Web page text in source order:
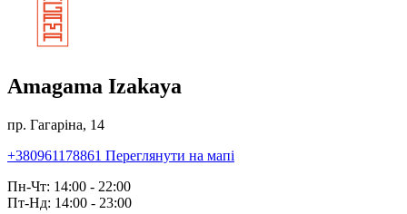
Amagama Izakaya
пр. Гагаріна, 14
+380961178861 Переглянути на мапі
Пн-Чт: 14:00 - 22:00
Пт-Нд: 14:00 - 23:00